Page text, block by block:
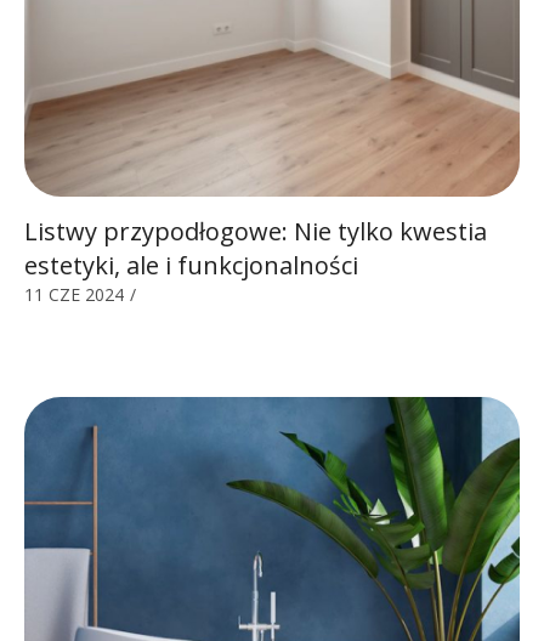
Listwy przypodłogowe: Nie tylko kwestia
estetyki, ale i funkcjonalności
11 CZE 2024 /